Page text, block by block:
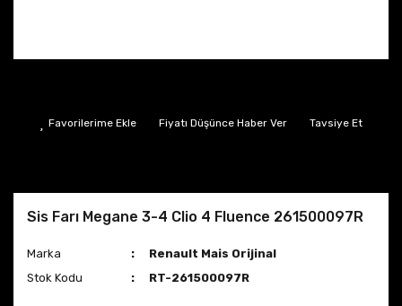
Fiyatı Düşünce Haber Ver Tavsiye Et
Sis Farı Megane 3-4 Clio 4 Fluence 261500097R
Marka
Renault Mais Orijinal
Stok Kodu
RT-261500097R